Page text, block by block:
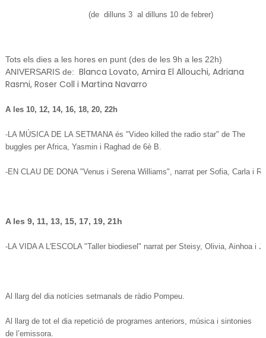
(de dilluns 3 al dilluns 10 de febrer)
Tots els dies a les hores en punt (des de les 9h a les 22h)
ANIVERSARIS de: Blanca Lovato, Amira El Allouchi, Adriana
Rasmi, Roser Coll i Martina Navarro
A les 10, 12, 14, 16, 18, 20, 22h
-LA MÚSICA DE LA SETMANA és "Video killed the radio star" de The
buggles per Africa, Yasmin i Raghad de 6è B.
-EN CLAU DE DONA "Venus i Serena Williams", narrat per Sofia, Carla i
A les 9, 11, 13, 15, 17, 19, 21h
-LA VIDA A L'ESCOLA "Taller biodiesel" narrat per Steisy, Olivia, Ainhoa i
Al llarg del dia notícies setmanals de ràdio Pompeu.
Al llarg de tot el dia repetició de programes anteriors, música i sintonies
de l’emissora.